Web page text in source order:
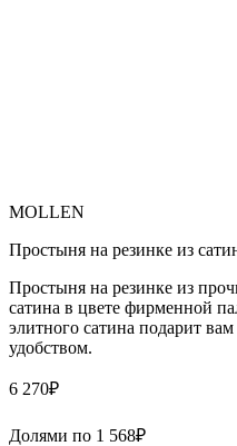
MOLLEN
Простыня на резинке из
Простыня на резинке из
сатина в цвете фирменной
элитного сатина подарит
удобством.
6 270₽
Долями по 1 568₽